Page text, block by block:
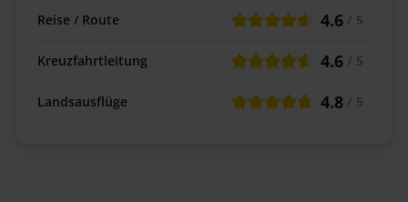
Reise / Route
4.6 / 5
Kreuzfahrtleitung 4.6 / 5
Landsausflüge 4.8 / 5